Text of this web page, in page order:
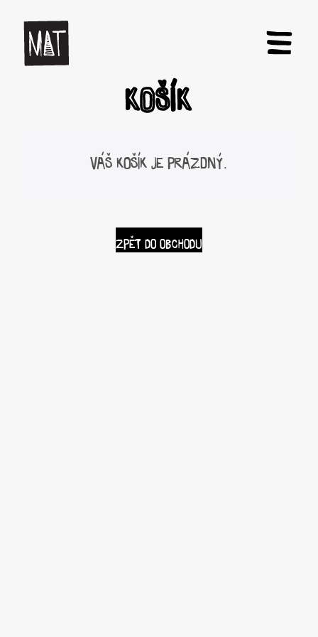
KOŠÍK
VÁŠ KOŠÍK JE PRÁZDNÝ.
ZPĚT DO OBCHODU